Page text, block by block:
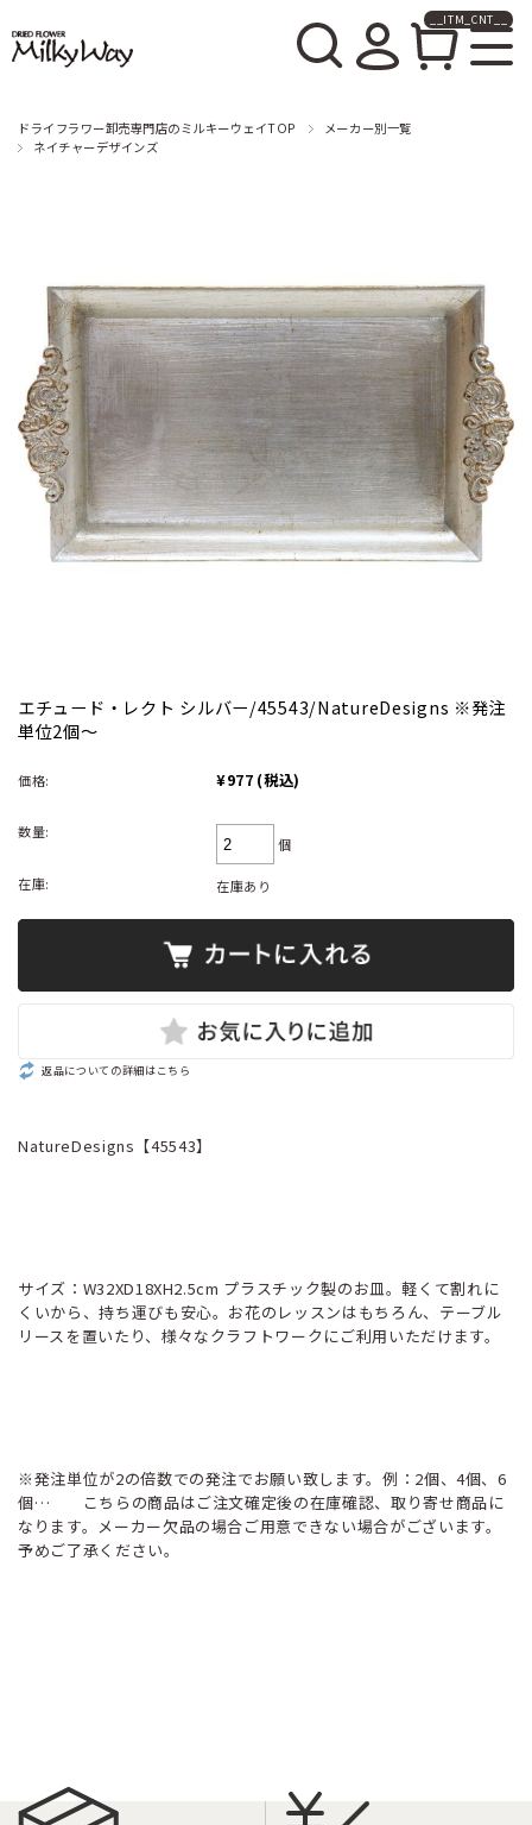
__ITM_CNT__
ドライフラワー卸売専門店のミルキーウェイTOP
メーカー別一覧
ネイチャーデザインズ
エチュード・レクト シルバー/45543/NatureDesigns ※発注
単位2個～
価格: ¥977 (税込)
数量:
個
在庫: 在庫あり
返品についての詳細はこちら
NatureDesigns【45543】
サイズ：W32XD18XH2.5cm プラスチック製のお皿。軽くて割れに
くいから、持ち運びも安心。お花のレッスンはもちろん、テーブル
リースを置いたり、様々なクラフトワークにご利用いただけます。
※発注単位が2の倍数での発注でお願い致します。例：2個、4個、6
個… こちらの商品はご注文確定後の在庫確認、取り寄せ商品に
なります。メーカー欠品の場合ご用意できない場合がございます。
予めご了承ください。